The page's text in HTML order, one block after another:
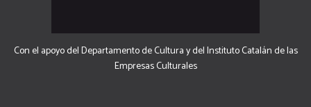
Con el apoyo del Departamento de Cultura y del Instituto Catalán de las
Empresas Culturales